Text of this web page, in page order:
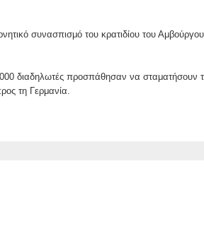
συνασπισμό του κρατιδίου του
διαδηλωτές προσπάθησαν να σταματήσουν
τη Γερμανία.